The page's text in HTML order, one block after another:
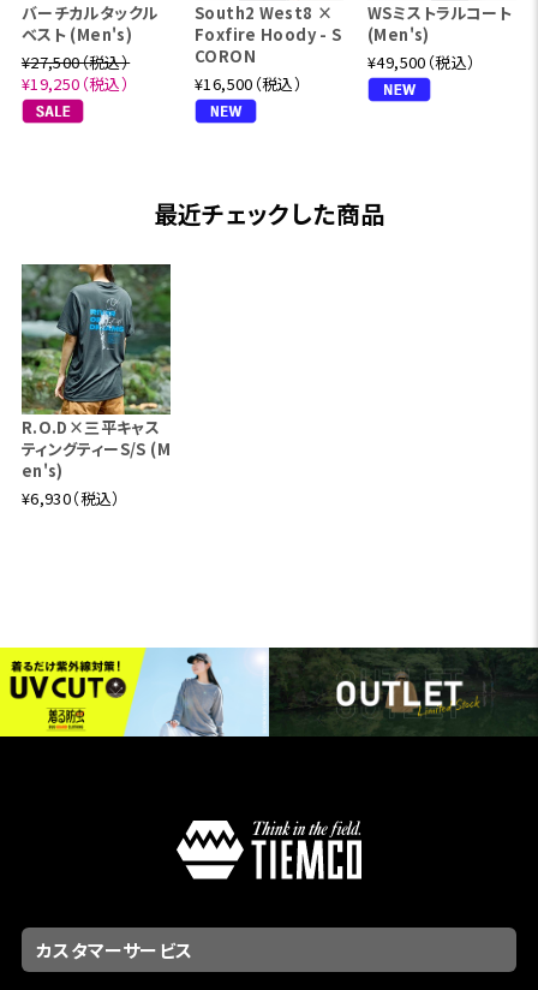
バーチカルタックル
ベスト (Men's)
¥27,500（税込）
¥19,250（税込）
South2 West8 ×
Foxfire Hoody - S
CORON
¥16,500（税込）
WSミストラルコート
(Men's)
¥49,500（税込）
最近チェックした商品
R.O.D×三平キャス
ティングティーS/S (M
en's)
¥6,930（税込）
カスタマーサービス